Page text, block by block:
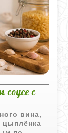
с
вина,
цыплёнка